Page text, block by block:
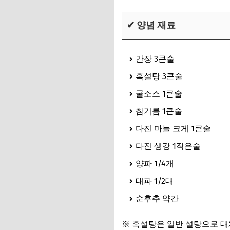
✔ 양념 재료
간장 3큰술
흑설탕 3큰술
굴소스 1큰술
참기름 1큰술
다진 마늘 크게 1큰술
다진 생강 1작은술
양파 1/4개
대파 1/2대
순후추 약간
※ 흑설탕은 일반 설탕으로